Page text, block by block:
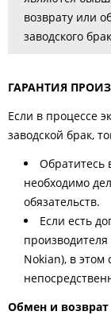
возврату или
заводского
ГАРАНТИЯ
Если в процессе
заводской брак,
необходимо
обязательств.
Если есть
Nokian), в этом
Обмен и возврат